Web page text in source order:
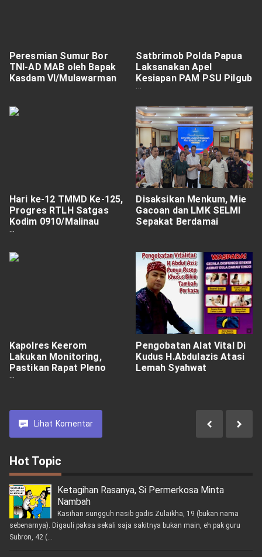
Peresmian Sumur Bor
TNI-AD MAB oleh Bapak
Kasdam VI/Mulawarman
Satbrimob Polda Papua
Laksanakan Apel
Kesiapan PAM PSU Pilgub
Papua
Hari ke-12 TMMD Ke-125,
Progres RTLH Satgas
Kodim 0910/Malinau
Berikan Senyuman untuk
Disaksikan Menkum, Mie
Gacoan dan LMK SELMI
Sepakat Berdamai
Kapolres Keerom
Lakukan Monitoring,
Pastikan Rapat Pleno
Terbuka Tingkat Distrik
Pengobatan Alat Vital Di
Kudus H.Abdulazis Atasi
Lemah Syahwat
Lihat Komentar
Hot Topic
Ketagihan Rasanya, Si Permerkosa Minta
Nambah
Kasihan sungguh nasib gadis Zulaikha, 19 (bukan nama
sebenarnya). Digauli paksa sekali saja sakitnya bukan main, eh pak guru
Subron, 42 (...